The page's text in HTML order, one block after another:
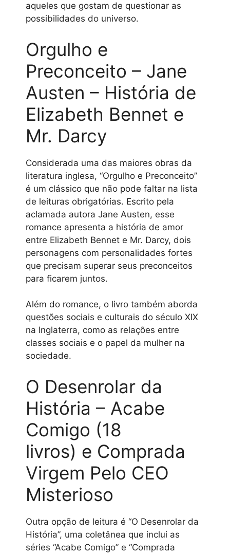
aqueles que gostam de questionar as
possibilidades do universo.
Orgulho e
Preconceito – Jane
Austen – História de
Elizabeth Bennet e
Mr. Darcy
Considerada uma das maiores obras da
literatura inglesa, “Orgulho e Preconceito”
é um clássico que não pode faltar na lista
de leituras obrigatórias. Escrito pela
aclamada autora Jane Austen, esse
romance apresenta a história de amor
entre Elizabeth Bennet e Mr. Darcy, dois
personagens com personalidades fortes
que precisam superar seus preconceitos
para ficarem juntos.
Além do romance, o livro também aborda
questões sociais e culturais do século XIX
na Inglaterra, como as relações entre
classes sociais e o papel da mulher na
sociedade.
O Desenrolar da
História – Acabe
Comigo (18
livros) e Comprada
Virgem Pelo CEO
Misterioso
Outra opção de leitura é “O Desenrolar da
História”, uma coletânea que inclui as
séries “Acabe Comigo” e “Comprada